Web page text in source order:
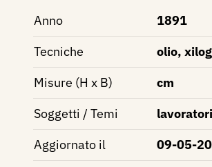
Anno
1891
Tecniche
olio,
Misure (H x B)
cm
Soggetti / Temi
lavoratori
Aggiornato il
09-05-